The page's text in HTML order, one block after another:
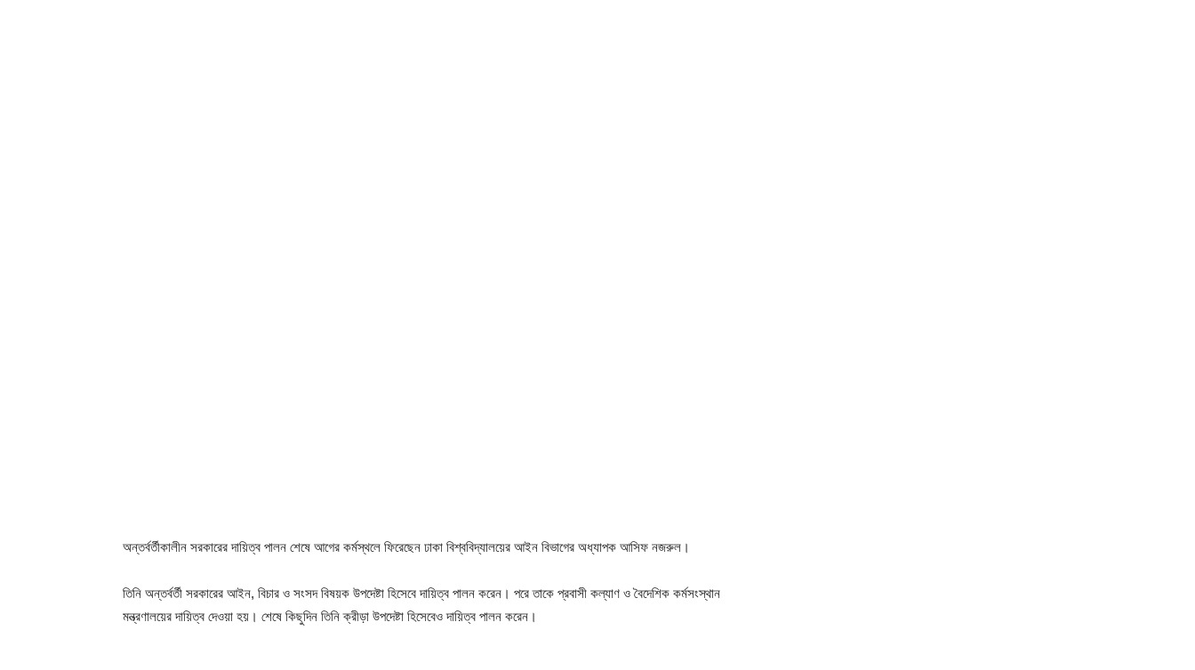
অন্তর্বর্তীকালীন সরকারের দায়িত্ব পালন শেষে আগের কর্মস্থলে ফিরেছেন ঢাকা বিশ্ববিদ্যালয়ের আইন বিভাগের অধ্যাপক আসিফ নজরুল।
তিনি অন্তর্বর্তী সরকারের আইন, বিচার ও সংসদ বিষয়ক উপদেষ্টা হিসেবে দায়িত্ব পালন করেন। পরে তাকে প্রবাসী কল্যাণ ও বৈদেশিক কর্মসংস্থান
মন্ত্রণালয়ের দায়িত্ব দেওয়া হয়। শেষে কিছুদিন তিনি ক্রীড়া উপদেষ্টা হিসেবেও দায়িত্ব পালন করেন।